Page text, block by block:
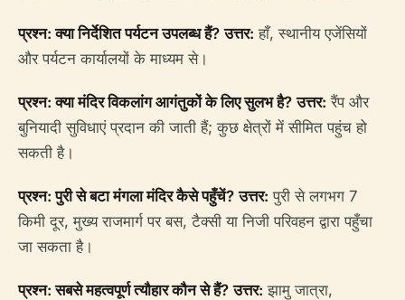
प्रश्न: क्या निर्देशित पर्यटन उपलब्ध हैं? उत्तर: हाँ, स्थानीय एजेंसियों
और पर्यटन कार्यालयों के माध्यम से।
प्रश्न: क्या मंदिर विकलांग आगंतुकों के लिए सुलभ है? उत्तर: रैंप और
बुनियादी सुविधाएं प्रदान की जाती हैं; कुछ क्षेत्रों में सीमित पहुंच हो
सकती है।
प्रश्न: पुरी से बटा मंगला मंदिर कैसे पहुँचें? उत्तर: पुरी से लगभग 7
किमी दूर, मुख्य राजमार्ग पर बस, टैक्सी या निजी परिवहन द्वारा पहुँचा
जा सकता है।
प्रश्न: सबसे महत्वपूर्ण त्यौहार कौन से हैं? उत्तर: झामु जात्रा,